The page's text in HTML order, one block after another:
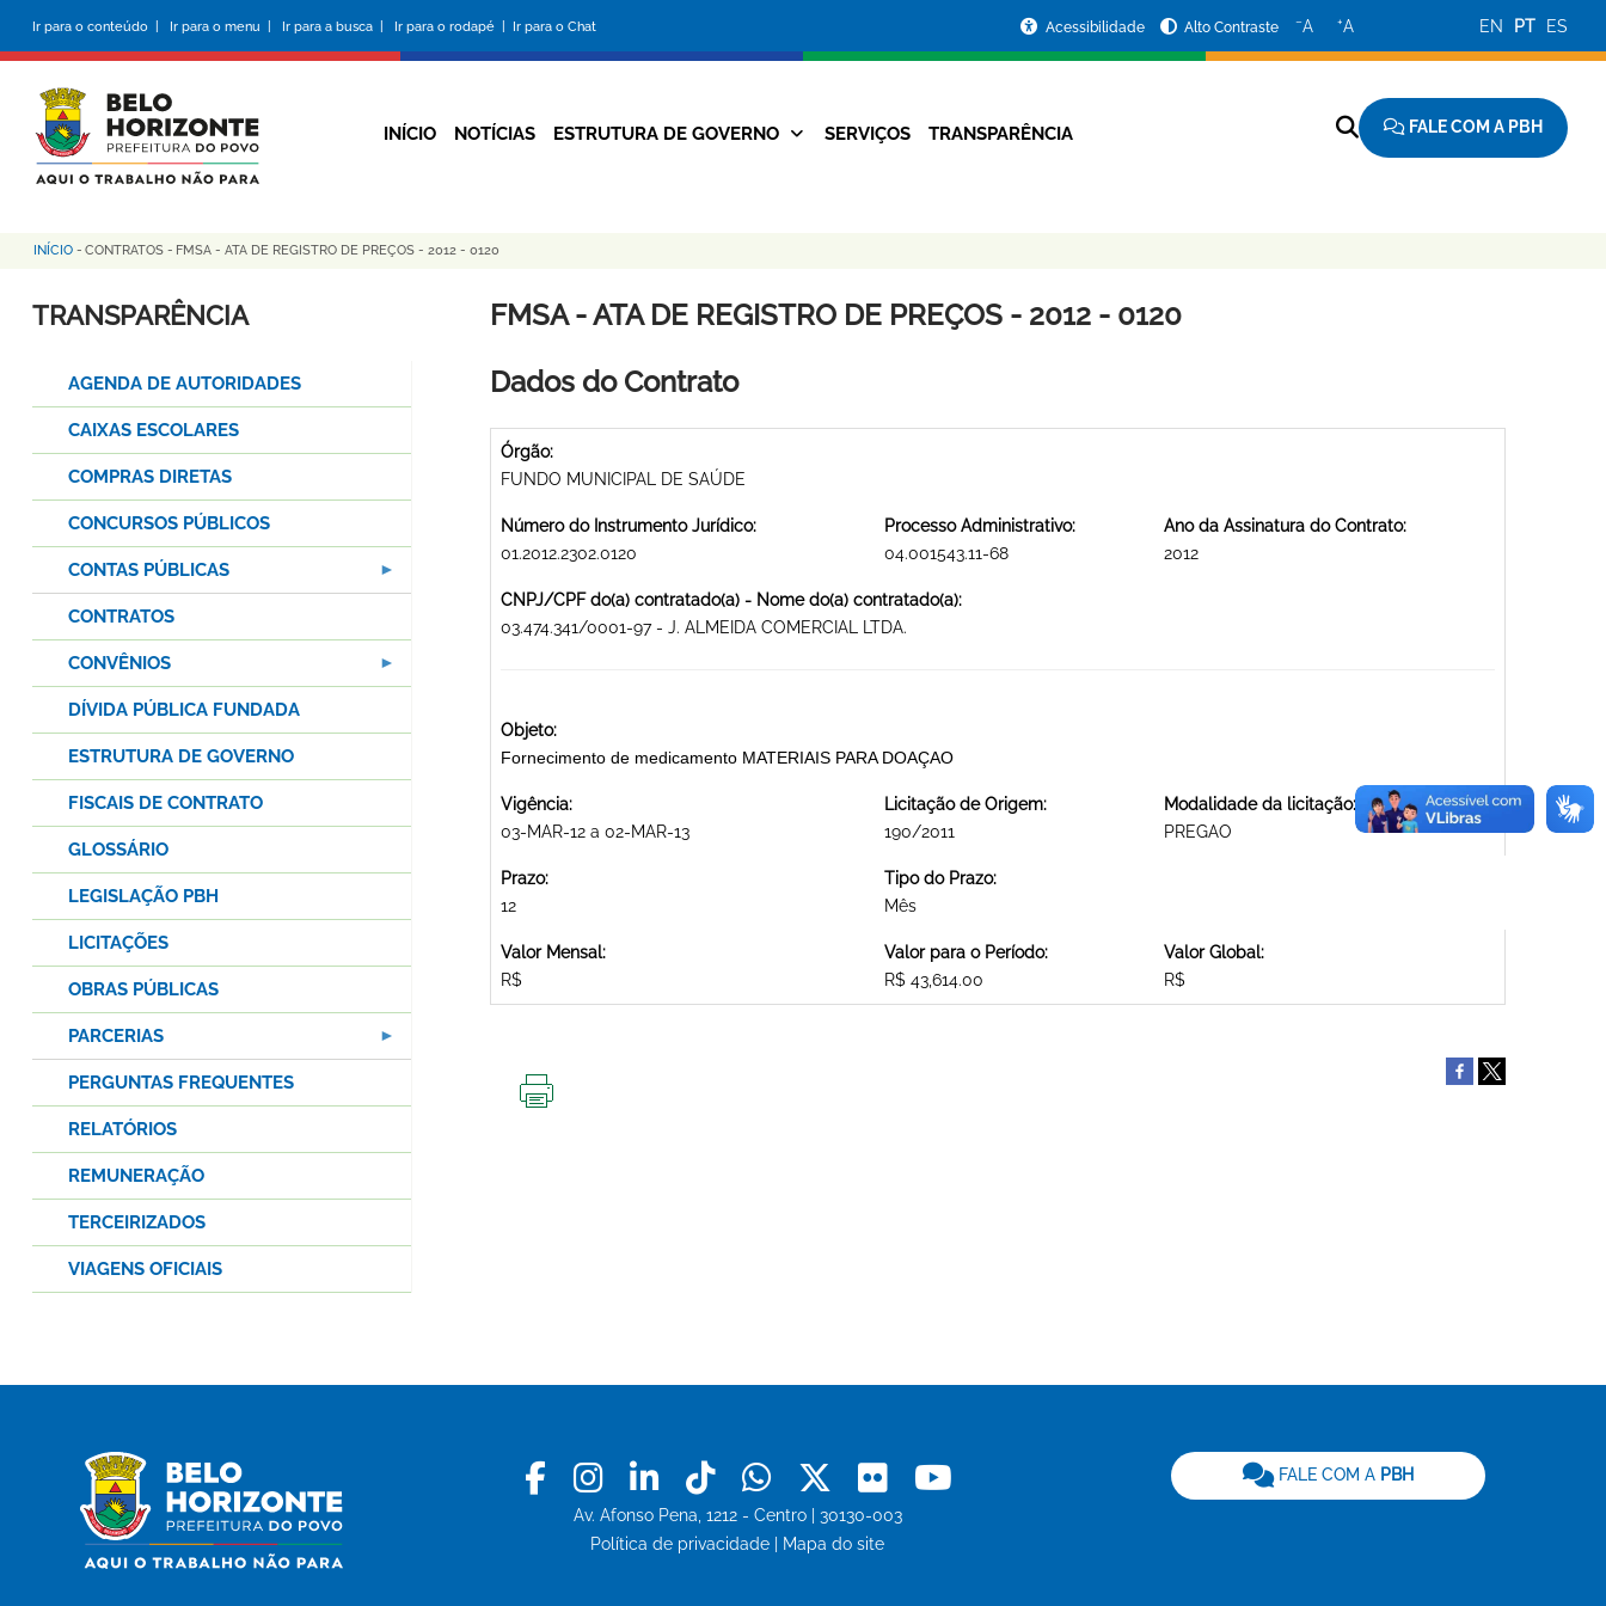
conteúdo
principal
Ir para o conteúdo | Ir para o menu | Ir para a busca | Ir para o rodapé | Ir para o Chat
da
Prefeitura
Acessibilidade Alto Contraste −A +A EN PT ES
Navegação
INÍCIO NOTÍCIAS ESTRUTURA DE GOVERNO SERVIÇOS TRANSPARÊNCIA FALE COM A PBH
Trilha
de
INÍCIO - CONTRATOS - FMSA - ATA DE REGISTRO DE PREÇOS - 2012 - 0120
FMSA - ATA DE REGISTRO DE PREÇOS - 2012 - 0120
Dados do Contrato
Órgão:
FUNDO MUNICIPAL DE SAÚDE
Número do Instrumento Jurídico:
01.2012.2302.0120
Processo Administrativo:
04.001543.11-68
Ano da Assinatura do Contrato:
2012
CNPJ/CPF do(a) contratado(a) - Nome do(a) contratado(a):
03.474.341/0001-97 - J. ALMEIDA COMERCIAL LTDA.
Objeto:
Fornecimento de medicamento MATERIAIS PARA DOAÇAO
Vigência:
03-MAR-12 a 02-MAR-13
Licitação de Origem:
190/2011
Modalidade da licitação:
PREGAO
Prazo:
12
Tipo do Prazo:
Mês
Valor Mensal:
R$
Valor para o Período:
R$ 43,614.00
Valor Global:
R$
TRANSPARÊNCIA
AGENDA DE AUTORIDADES
CAIXAS ESCOLARES
COMPRAS DIRETAS
CONCURSOS PÚBLICOS
CONTAS PÚBLICAS
CONTRATOS
CONVÊNIOS
DÍVIDA PÚBLICA FUNDADA
ESTRUTURA DE GOVERNO
FISCAIS DE CONTRATO
GLOSSÁRIO
LEGISLAÇÃO PBH
LICITAÇÕES
OBRAS PÚBLICAS
PARCERIAS
PERGUNTAS FREQUENTES
RELATÓRIOS
REMUNERAÇÃO
TERCEIRIZADOS
VIAGENS OFICIAIS
Facebook
Instagram
LinkedinTiktokWhatsapp
X Flickr
Av. Afonso Pena, 1212 - Centro | 30130-003
Política de privacidade
Mapa do site
FALE COM A PBH